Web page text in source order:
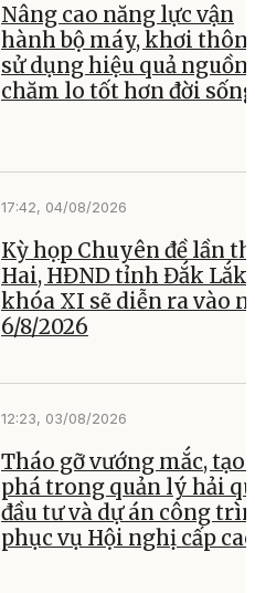
Nâng cao năng lực vận
hành bộ máy, khơi
sử dụng hiệu quả nguồn
chăm lo tốt hơn đời sống
17:42, 04/08/2026
Kỳ họp Chuyên đề lần
Hai, HĐND tỉnh Đắk Lắk
khóa XI sẽ diễn ra vào
6/8/2026
12:23, 03/08/2026
Tháo gỡ vướng mắc, tạo
phá trong quản lý hải
đầu tư và dự án công
phục vụ Hội nghị cấp